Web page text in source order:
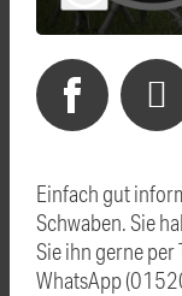
Einfach gut
Schwaben. Sie
Sie ihn gerne
WhatsApp